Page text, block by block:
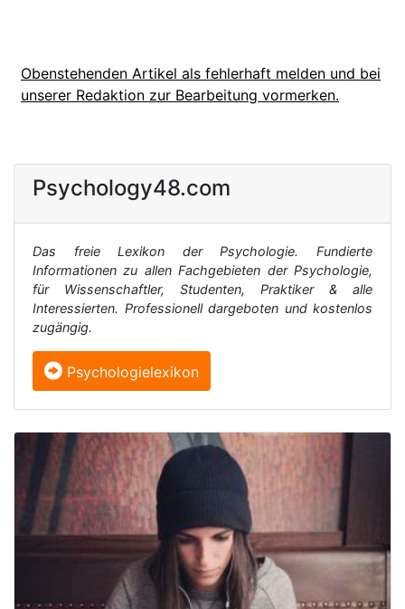
Obenstehenden Artikel als fehlerhaft melden und bei
unserer Redaktion zur Bearbeitung vormerken.
Psychology48.com
Das freie Lexikon der Psychologie. Fundierte
Informationen zu allen Fachgebieten der Psychologie,
für Wissenschaftler, Studenten, Praktiker & alle
Interessierten. Professionell dargeboten und kostenlos
zugängig.
Psychologielexikon